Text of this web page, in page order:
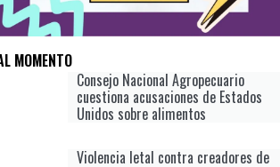
MOMENTO
Consejo Nacional Agropecuario
cuestiona acusaciones de Estados
Unidos sobre alimentos
Violencia letal contra creadores de